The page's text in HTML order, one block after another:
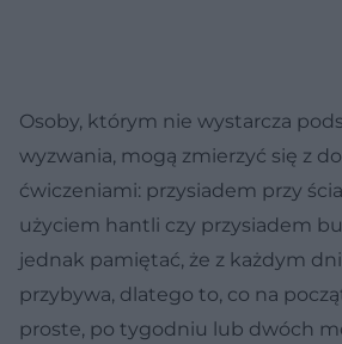
Osoby, którym nie wystarcza
wyzwania, mogą zmierzyć się z
ćwiczeniami: przysiadem przy
użyciem hantli czy przysiadem
jednak pamiętać, że z każdym
przybywa, dlatego to, co na
proste, po tygodniu lub dwóch